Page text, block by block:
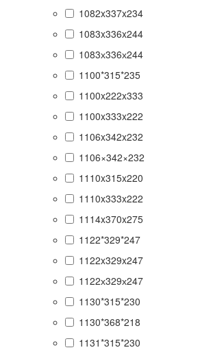
1082x337x234
1083x336x244
1083х336х244
1100*315*235
1100x222x333
1100x333x222
1106x342x232
1106×342×232
1110x315x220
1110x333x222
1114x370x275
1122*329*247
1122x329x247
1122х329х247
1130*315*230
1130*368*218
1131*315*230